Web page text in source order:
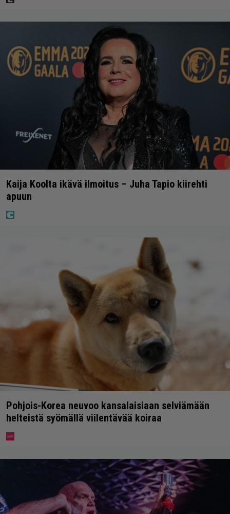
Kaija Koolta ikävä ilmoitus – Juha Tapio kiirehti
apuun
Pohjois-Korea neuvoo kansalaisiaan selviämään
helteistä syömällä viilentävää koiraa